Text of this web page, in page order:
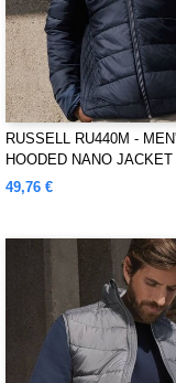
RUSSELL RU440M -
HOODED NANO JACKET
49,76 €